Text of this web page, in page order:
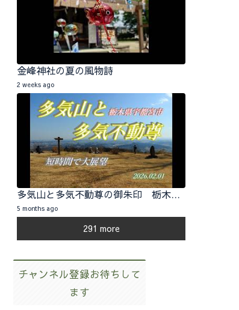
金峰神社の夏の風物詩
2 weeks ago
多気山と多気不動尊の御朱印 栃木県宇都宮市 2026.02.01
5 months ago
291 more
チャンネル登録お待ちして
ます